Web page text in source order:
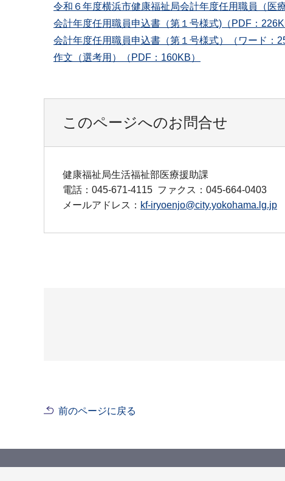
令和６年度横浜市健康福祉局会計年度任⽤職員（医
会計年度任⽤職員申込書（第１号様式)（PDF：
会計年度任⽤職員申込書（第１号様式）（ワード：
作文（選考用）（PDF：160KB）
このページへのお問合せ
健康福祉局生活福祉部医療援助課
電話：045-671-4115 ファクス：045-664-0403
メールアドレス： kf-iryoenjo@city.yokohama.lg.jp
前のページに戻る